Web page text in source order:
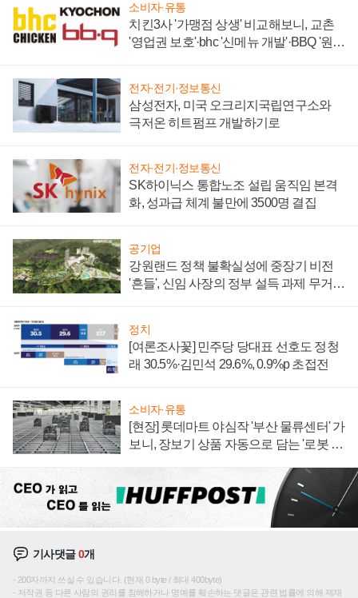
소비자·유통
치킨3사 '가맹점 상생' 비교해보니, 교촌
'영업권 보호'·bhc '신메뉴 개발'·BBQ '원가
전자·전기·정보통신
삼성전자, 미국 오크리지국립연구소와
극저온 히트펌프 개발하기로
전자·전기·정보통신
SK하이닉스 통합노조 설립 움직임 본격
화, 성과급 체계 불만에 3500명 결집
공기업
강원랜드 정책 불확실성에 중장기 비전
'흔들', 신임 사장의 정부 설득 과제 무거워
정치
[여론조사꽃] 민주당 당대표 선호도 정청
래 30.5%·김민석 29.6%, 0.9%p 초접전
소비자·유통
[현장] 롯데마트 야심작 '부산 물류센터' 가
보니, 장보기 상품 자동으로 담는 '로봇 40
기사댓글0개
200자까지 쓰실 수 있습니다. (현재 0 byte / 최대 400byte)
저작권 등 다른 사람의 권리를 침해하거나 명예를 훼손하는 댓글은 관련 법률에 의해 제재